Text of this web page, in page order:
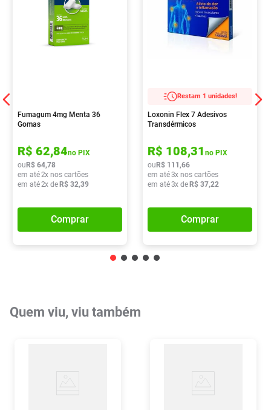
Fumagum 4mg Menta 36
Gomas
R$ 62,84no PIX
ou R$ 64,78
em até2x nos cartões
em até2x de R$ 32,39
Comprar
Restam 1 unidades!
Loxonin Flex 7 Adesivos
Transdérmicos
R$ 108,31 no PIX
ou R$ 111 ,66
em até3x nos cartões
em até3x de R$ 37,22
Comprar
Quem viu, viu também